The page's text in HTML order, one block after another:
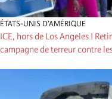
ÉTATS-UNIS D’AMÉRIQUE
ICE, hors de Los Angeles !
campagne de terreur contre